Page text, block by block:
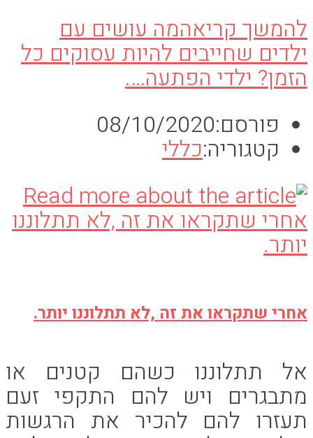
להמשך קריאהמה עושים עם
ילדים שחייבים להיות עסוקים כל
הזמן? ילדי הפתעה….
פורסם:08/10/2020
קטגוריה:כללי
אחרי שתקראו את זה ,לא תתלוננו יותר.
אל תתלוננו כשהם קטנים או
מתבגרים ויש להם התקפי זעם
תעזרו להם להכיר את הרגשות